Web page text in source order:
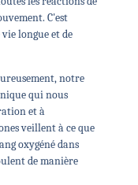
C'est
longue et de
notre
qui nous
et à
veillent à ce que
oxygéné dans
de manière